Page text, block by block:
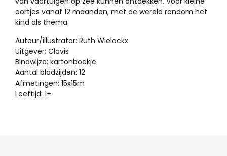
oortjes vanaf 12 maanden, met de wereld rondom het
kind als thema.
Auteur/illustrator: Ruth Wielockx
Uitgever: Clavis
Bindwijze: kartonboekje
Aantal bladzijden: 12
Afmetingen: 15x15m
Leeftijd: 1+